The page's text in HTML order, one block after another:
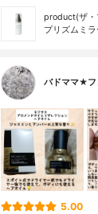
product(ザ・
プリズムミ
バドママ★
5.00